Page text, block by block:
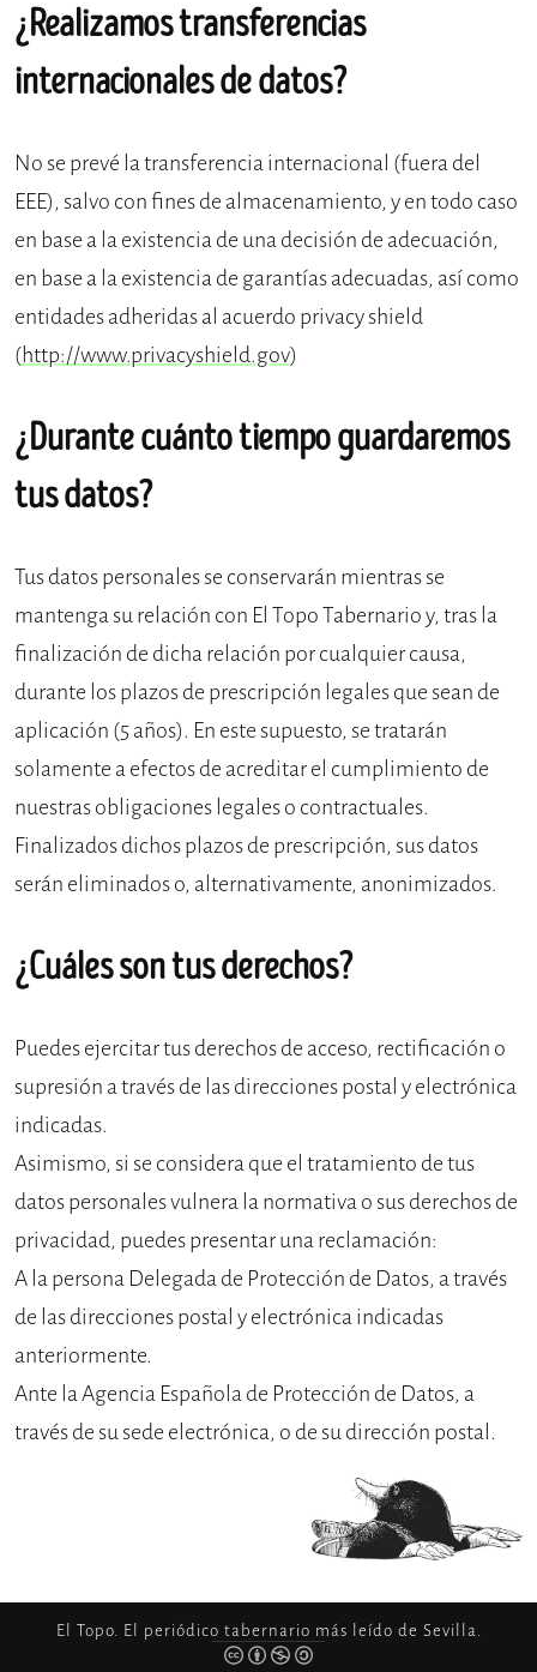
¿Realizamos transferencias
internacionales de datos?
No se prevé la transferencia internacional (fuera del
EEE), salvo con fines de almacenamiento, y en todo caso
en base a la existencia de una decisión de adecuación,
en base a la existencia de garantías adecuadas, así como
entidades adheridas al acuerdo privacy shield
(http://www.privacyshield.gov)
¿Durante cuánto tiempo guardaremos
tus datos?
Tus datos personales se conservarán mientras se
mantenga su relación con El Topo Tabernario y, tras la
finalización de dicha relación por cualquier causa,
durante los plazos de prescripción legales que sean de
aplicación (5 años). En este supuesto, se tratarán
solamente a efectos de acreditar el cumplimiento de
nuestras obligaciones legales o contractuales.
Finalizados dichos plazos de prescripción, sus datos
serán eliminados o, alternativamente, anonimizados.
¿Cuáles son tus derechos?
Puedes ejercitar tus derechos de acceso, rectificación o
supresión a través de las direcciones postal y electrónica
indicadas.
Asimismo, si se considera que el tratamiento de tus
datos personales vulnera la normativa o sus derechos de
privacidad, puedes presentar una reclamación:
A la persona Delegada de Protección de Datos, a través
de las direcciones postal y electrónica indicadas
anteriormente.
Ante la Agencia Española de Protección de Datos, a
través de su sede electrónica, o de su dirección postal.
El Topo. El periódico tabernario más leído de Sevilla.